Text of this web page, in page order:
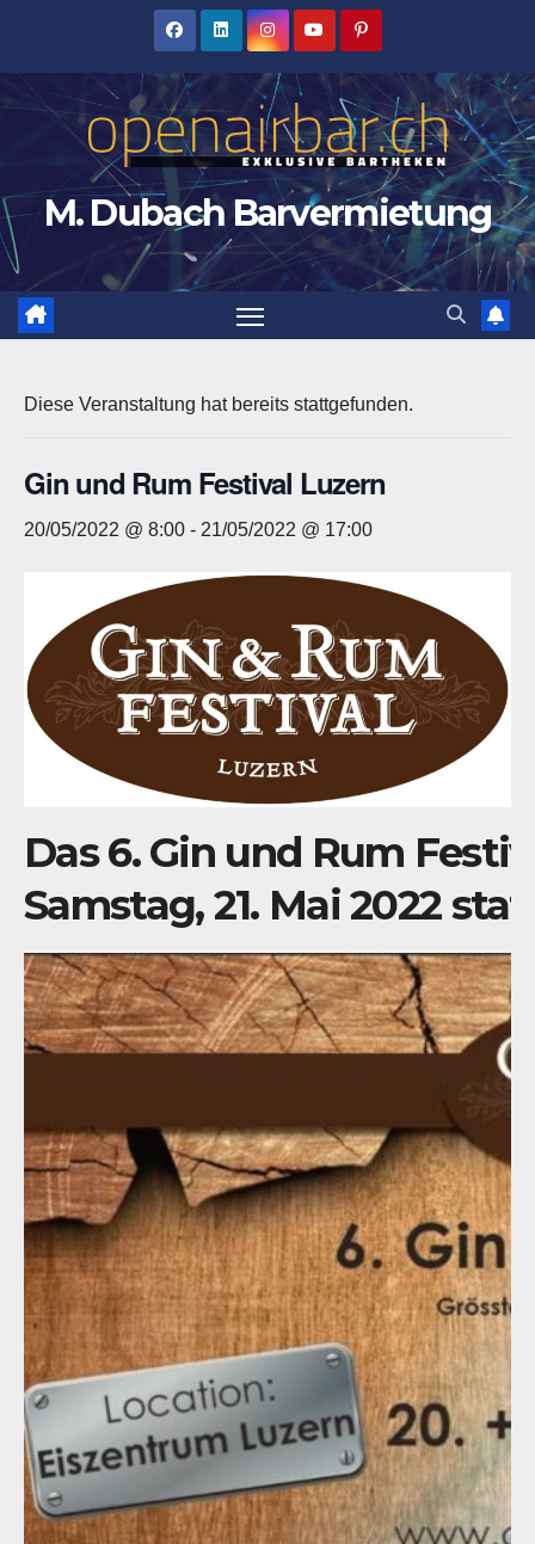
M. Dubach Barvermietung
Diese Veranstaltung hat bereits stattgefunden.
Gin und Rum Festival Luzern
20/05/2022 @ 8:00 - 21/05/2022 @ 17:00
Das 6.Gin und Rum
Samstag, 21. Mai 2022